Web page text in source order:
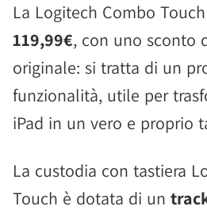
La Logitech Combo
119,99€, con uno sconto
originale: si tratta di un
funzionalità, utile per
iPad in un vero e proprio
La custodia con tastiera
Touch è dotata di un